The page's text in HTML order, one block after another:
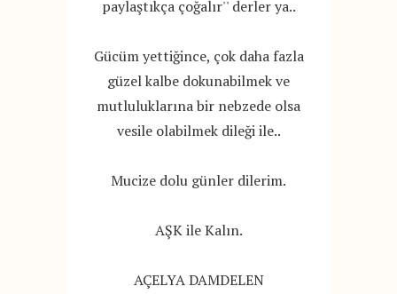
paylaştıkça çoğalır'' derler ya..
Gücüm yettiğince, çok daha fazla
güzel kalbe dokunabilmek ve
mutluluklarına bir nebzede olsa
vesile olabilmek dileği ile..
Mucize dolu günler dilerim.
AŞK ile Kalın.
AÇELYA DAMDELEN